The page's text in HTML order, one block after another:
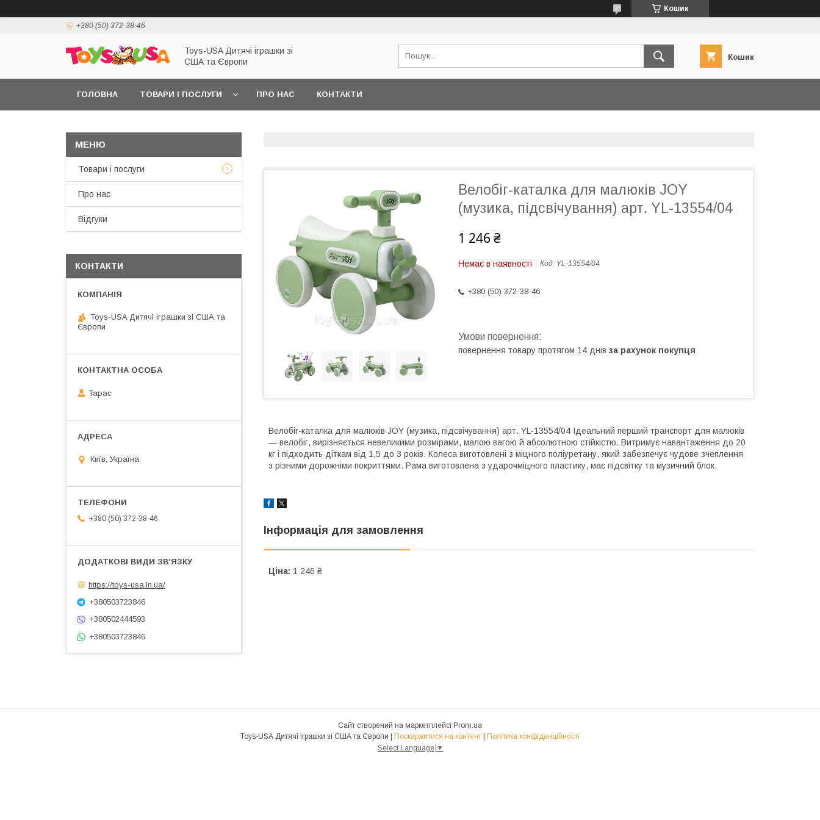
Кошик
+380 (50) 372-38-46
Toys-USA Дитячі іграшки зі
США та Європи
Кошик
ГОЛОВНА ТОВАРИ І ПОСЛУГИ ПРО НАС КОНТАКТИ
Велобіг-каталка для малюків JOY
(музика, підсвічування) арт. YL-13554/04
1 246 ₴
Немає в наявності Код: YL-13554/04
+380 (50) 372-38-46
повернення товару протягом 14 днів за рахунок покупця
Велобіг-каталка для малюків JOY (музика, підсвічування) арт. YL-13554/04 Ідеальний перший транспорт для малюків
— велобіг, вирізняється невеликими розмірами, малою вагою й абсолютною стійкістю. Витримує навантаження до 20
кг і підходить діткам від 1,5 до 3 років. Колеса виготовлені з міцного поліуретану, який забезпечує чудове зчеплення
з різними дорожніми покриттями. Рама виготовлена з ударочміцного пластику, має підсвітку та музичний блок.
Інформація для замовлення
Ціна: 1 246 ₴
Товари і послуги
Про нас
Відгуки
КОНТАКТИ
Toys-USA Дитячі іграшки зі США та
Європи
Тарас
Київ, Україна
+380 (50) 372-38-46
https://toys-usa.in.ua/
+380503723846
+380502444593
+380503723846
Сайт створений на маркетплейсі Prom.ua
Поскаржитися на контент
Політика конфіденційності
Select Language ▼